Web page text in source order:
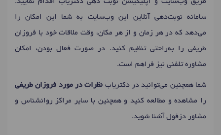
طریق وب‌سایت و اپلیکیشن نوبت دهی دکتریاب اقدام نمایید.
سامانه نوبت‌دهی آنلاین این وب‌سایت به شما این امکان را
می‌دهد که در هر زمان و از هر مکان، وقت ملاقات خود با فروزان
طریفی را به‌راحتی تنظیم کنید. در صورت فعال بودن، امکان
مشاوره تلفنی نیز فراهم است.
شما همچنین می‌توانید در دکتریاب نظرات در مورد فروزان طریفی
را مشاهده و مطالعه کنید و همچنین با سایر مراکز روانشناس و
مشاور دزفول آشنا شوید.